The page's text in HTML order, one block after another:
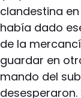
clandestina
había dado
de la
guardar en
mando del